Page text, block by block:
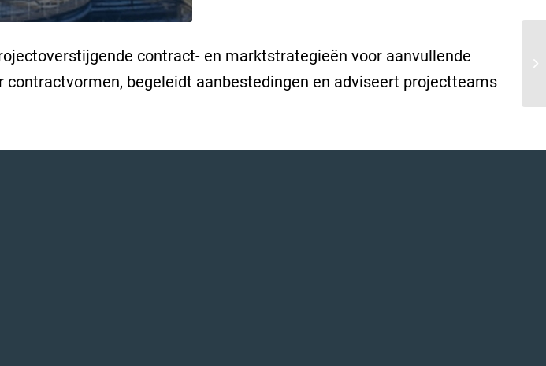
contract- en marktstrategieën voor aanvullende
begeleidt aanbestedingen en adviseert projectteams